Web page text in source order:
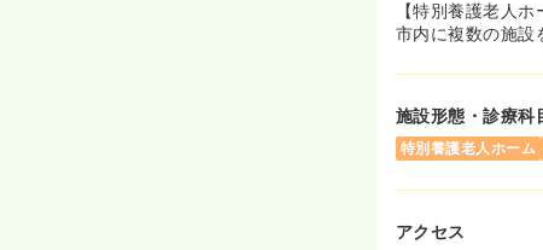
【特別養護老人
市内に複数の施設
施設形態・診療科
特別養護老人ホーム
アクセス